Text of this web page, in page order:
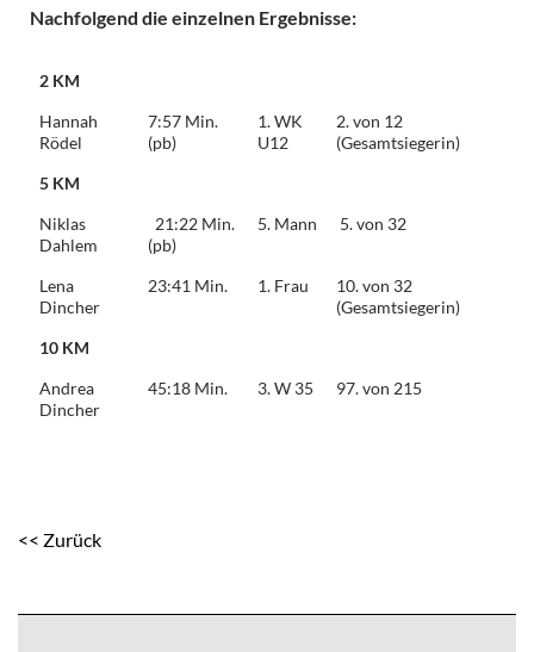
Nachfolgend die einzelnen Ergebnisse:
2 KM
Hannah
Rödel
7:57 Min.
(pb)
1. WK
U12
2. von 12
(Gesamtsiegerin)
5 KM
Niklas
Dahlem
21:22 Min.
(pb)
5. Mann 5. von 32
Lena
Dincher
23:41 Min. 1. Frau
10. von 32
(Gesamtsiegerin)
10 KM
Andrea
Dincher
45:18 Min. 3. W 35 97. von 215
<< Zurück